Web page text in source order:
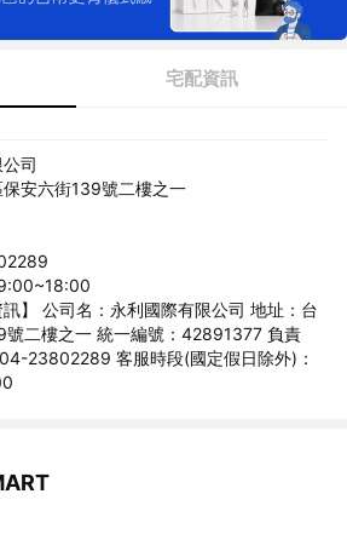
宅配資訊
司
安六街139號二樓之一
】 公司名：永利國際有限公司 地址：台
號二樓之一 統一編號：42891377 負責
23802289 客服時段(國定假日除外)：